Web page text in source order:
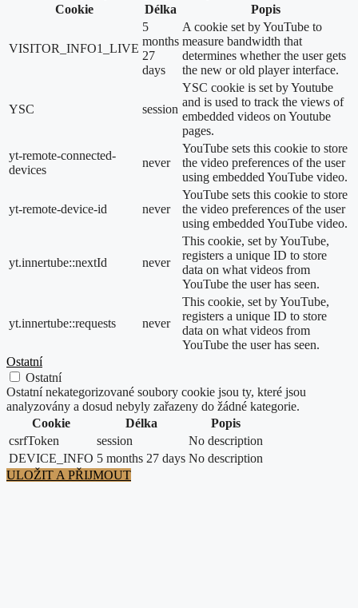
Cookie
Délka Popis
VISITOR_INFO1_LIVE
5
months
27
days
A cookie set by YouTube to
measure bandwidth that
determines whether the user gets
the new or old player interface.
YSC session
YSC cookie is set by Youtube
and is used to track the views of
embedded videos on Youtube
pages.
yt-remote-connected-
devices
never
YouTube sets this cookie to store
the video preferences of the user
using embedded YouTube video.
yt-remote-device-id never
YouTube sets this cookie to store
the video preferences of the user
using embedded YouTube video.
yt.innertube::nextId never
This cookie, set by YouTube,
registers a unique ID to store
data on what videos from
YouTube the user has seen.
yt.innertube::requests never
This cookie, set by YouTube,
registers a unique ID to store
data on what videos from
YouTube the user has seen.
Ostatní
Ostatní
Ostatní nekategorizované soubory cookie jsou ty, které jsou
analyzovány a dosud nebyly zařazeny do žádné kategorie.
Cookie
Délka
Popis
csrfToken
session
No description
DEVICE_INFO 5 months 27 days No description
ULOŽIT A PŘIJMOUT